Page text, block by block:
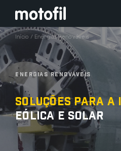
Início / Energias Renováveis
Energias Renováveis
Soluções para
eólica e solar